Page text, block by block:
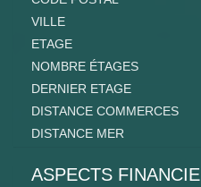
VILLE
ETAGE
NOMBRE ÉTAGES
DERNIER ETAGE
DISTANCE COMMERCES
DISTANCE MER
ASPECTS